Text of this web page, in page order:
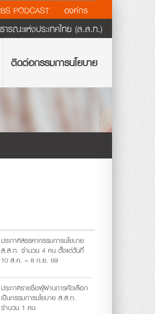
PODCAST องค์กร
รณะแห่งประเทศไทย (ส.ส.ท.)
ติดต่อกรรมการนโยบาย
ประกาศสรรหากรรมการนโยบาย
ส.ส.ท. จำนวน 4 คน ตั้งแต่วันที่
10 ส.ค. – 8 ก.ย. 69
ประกาศรายชื่อผู้ผ่านการคัดเลือก
เป็นกรรมการนโยบาย ส.ส.ท.
จำนวน 1 คน